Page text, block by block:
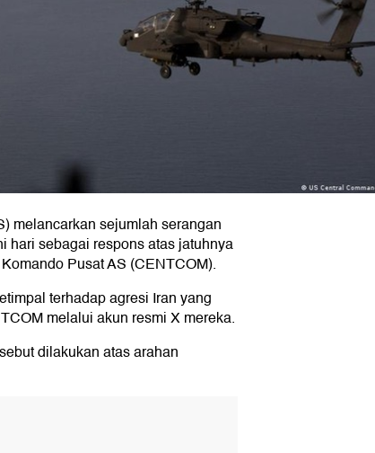
melancarkan sejumlah serangan
hari sebagai respons atas jatuhnya
Pusat AS (CENTCOM).
terhadap agresi Iran yang
melalui akun resmi X mereka.
dilakukan atas arahan